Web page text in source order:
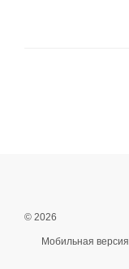
© 2026
Мобильная версия